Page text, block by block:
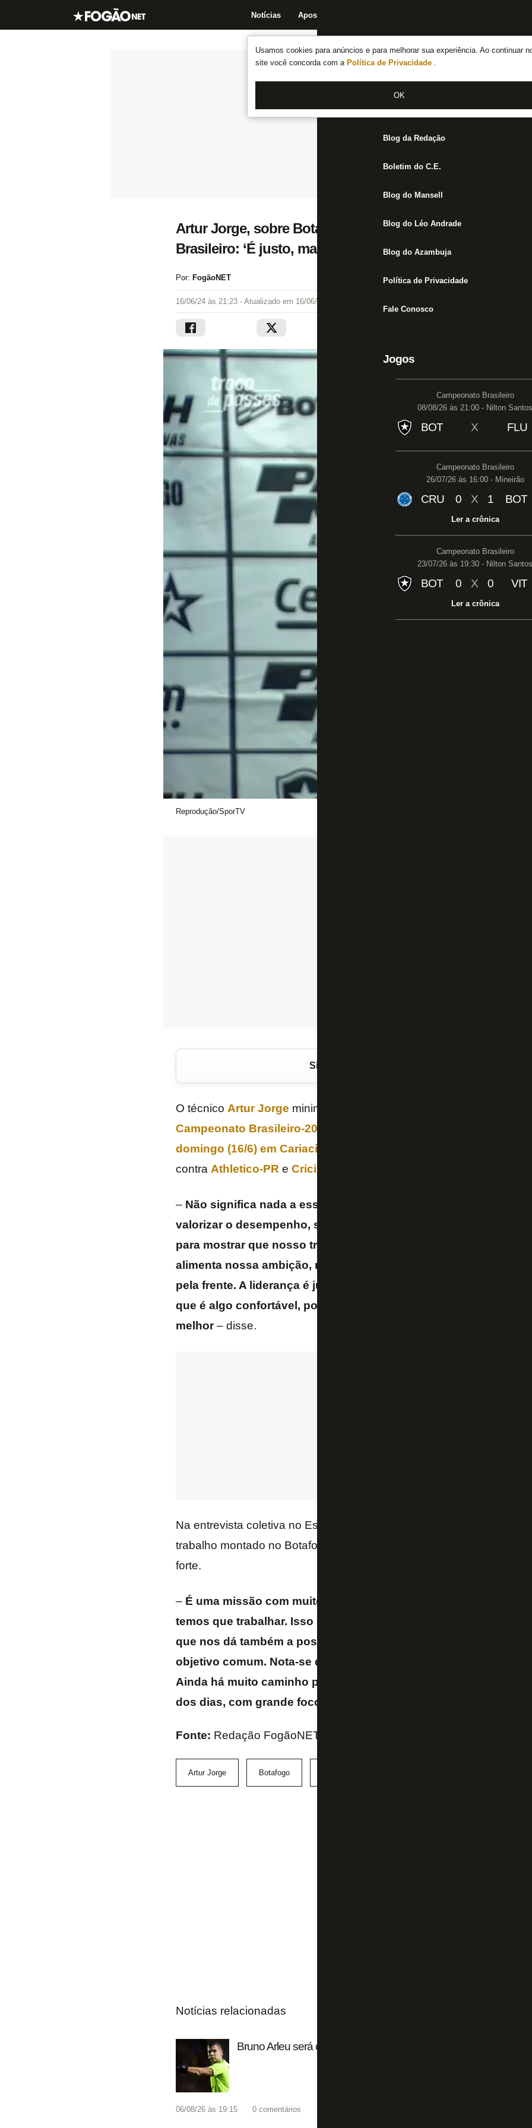
Usamos cookies para anúncios e para melhorar sua experiência. Ao continuar
site você concorda com a Política de Privacidade .
OK
Notícias Apostas
Notícias do Botafogo
Fórum
Jogos
Blog da Redação
Boletim do C.E.
Blog do Mansell
Blog do Léo Andrade
Blog do Azambuja
Política de Privacidade
Fale Conosco
Jogos
Campeonato Brasileiro
08/08/26 às 21:00 - Nilton Santos
BOT X FLU
Campeonato Brasileiro
26/07/26 às 16:00 - Mineirão
CRU 0 X 1 BOT
Ler a crônica
Campeonato Brasileiro
23/07/26 às 19:30 - Nilton Santos
BOT 0 X 0 VIT
Ler a crônica
Artur Jorge, sobre Botafogo assumir a liderança do
Brasileiro: ‘É justo, mas não significa nada, é só a nona
Por: FogãoNET
16/06/24 às 21:23 - Atualizado em 16/06/24 às 21:45
Reprodução/SporTV
Siga o FogãoNET
O técnico Artur Jorge minimizou o fato do
Campeonato Brasileiro-2024
domingo (16/6) em Cariacica (ES)
contra Athletico-PR e Criciúma
– Não significa nada a essa altura, é só a nona rodada. É
valorizar o desempenho, são alguns jogos consecutivos
para mostrar que nosso trabalho vem dando resultado. Isso nos
alimenta nossa ambição, nosso dia a dia, sabendo que falta
pela frente. A liderança é justa pelo que temos feito, mas é muito
que é algo confortável, porque vamos continuar trabalhando
melhor– disse.
Na entrevista coletiva no Estádio Kleber Andrade, Artur Jorge exaltou
trabalho montado no Botafogo e a sinergia entre todos na busca de
forte.
– É uma missão com muitos contextos, não cabe explicar numa
temos que trabalhar. Isso só se consegue quando temos atletas,
que nos dá também a possibilidade de trabalhar
objetivo comum. Nota-se que há um projeto muito bem pensado
Ainda há muito caminho pela frente. Buscamos trabalhar
dos dias, com grande foco a cada um dos jogos
Fonte: Redação FogãoNET
Artur Jorge Botafogo
Notícias relacionadas
Bruno Arleu será o árbitro de Botafogo x Fluminense pelo
06/08/26 às 19:15 0 comentários